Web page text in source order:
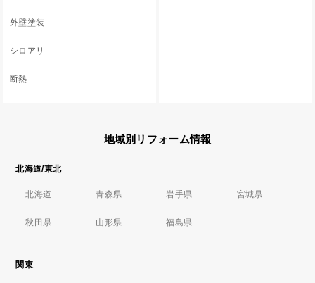
外壁塗装
シロアリ
断熱
地域別リフォーム情報
北海道/東北
北海道 青森県 岩手県 宮城県
秋田県 山形県 福島県
関東